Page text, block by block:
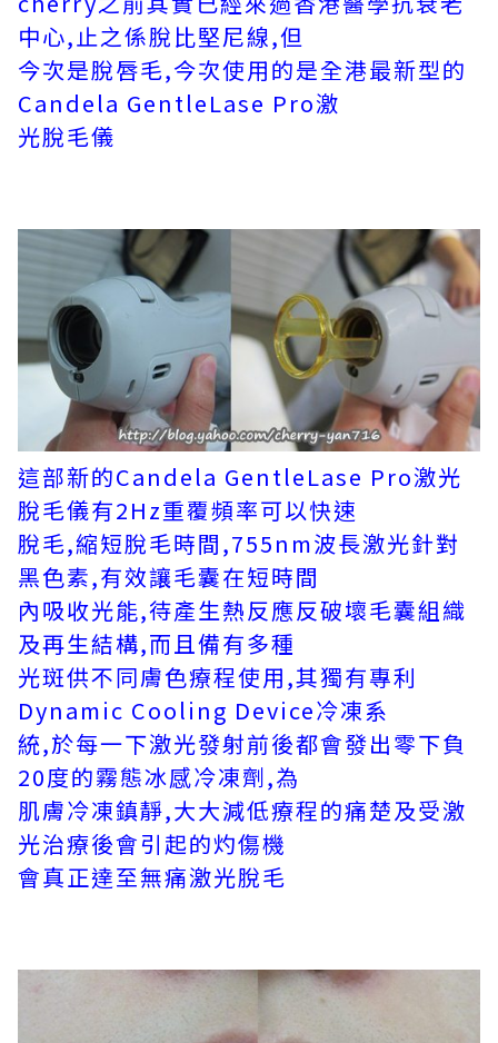
中心,止之係脫比堅尼線,但
今次是脫唇毛,今次使用的是全港最新型的
Candela GentleLase Pro激
光脫毛儀
這部新的Candela GentleLase Pro激光
脫毛儀有2Hz重覆頻率可以快速
脫毛,縮短脫毛時間,755nm波長激光針對
黑色素,有效讓毛囊在短時間
內吸收光能,待產生熱反應反破壞毛囊組織
及再生結構,而且備有多種
光斑供不同膚色療程使用,其獨有專利
Dynamic Cooling Device冷凍系
統,於每一下激光發射前後都會發出零下負
20度的霧態冰感冷凍劑,為
肌膚冷凍鎮靜,大大減低療程的痛楚及受激
光治療後會引起的灼傷機
會真正達至無痛激光脫毛